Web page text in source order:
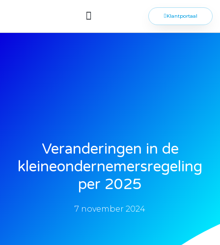
Klantportaal
Veranderingen in de
kleineondernemersregeling
per 2025
7 november 2024